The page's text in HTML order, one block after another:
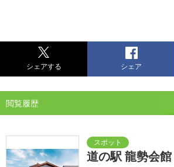
シェアする シェア
閲覧履歴
道の駅 龍勢会館